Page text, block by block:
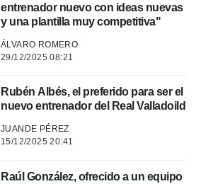
entrenador nuevo con ideas nuevas
y una plantilla muy competitiva"
ÁLVARO ROMERO
29/12/2025 08:21
Rubén Albés, el preferido para ser el
nuevo entrenador del Real Valladoild
JUANDE PÉREZ
15/12/2025 20:41
Raúl González, ofrecido a un equipo